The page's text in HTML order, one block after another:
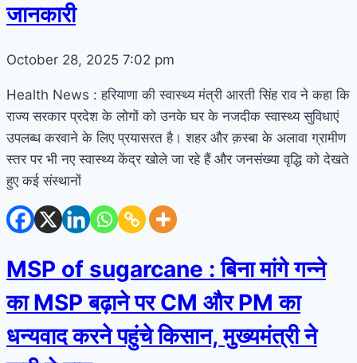
जानकारी
October 28, 2025 7:02 pm
Health News : हरियाणा की स्वास्थ्य मंत्री आरती सिंह राव ने कहा कि
राज्य सरकार प्रदेश के लोगों को उनके घर के नजदीक स्वास्थ्य सुविधाएं
उपलब्ध करवाने के लिए प्रयासरत है। शहर और क़स्बा के अलावा ग्रामीण
स्तर पर भी नए स्वास्थ्य केंद्र खोले जा रहे हैं और जनसंख्या वृद्धि को देखते
हुए कई संस्थानों
MSP of sugarcane : बिना मांगे गन्ने
का MSP बढ़ाने पर CM और PM का
धन्यवाद करने पहुंचे किसान, मुख्यमंत्री ने